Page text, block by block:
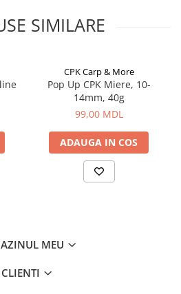
SIMILARE
CPK Carp & More
Pop Up CPK Miere, 10-
14mm, 40g
99,00 MDL
ADAUGA IN COS
MEU
CLIENTI